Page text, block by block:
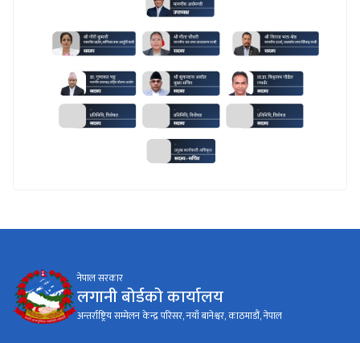
नेपाल सरकार
लगानी बोर्डको कार्यालय
अन्तर्राष्ट्रिय सम्मेलन केन्द्र परिसर, नयाँ बानेश्वर, काठमाडौं, नेपाल